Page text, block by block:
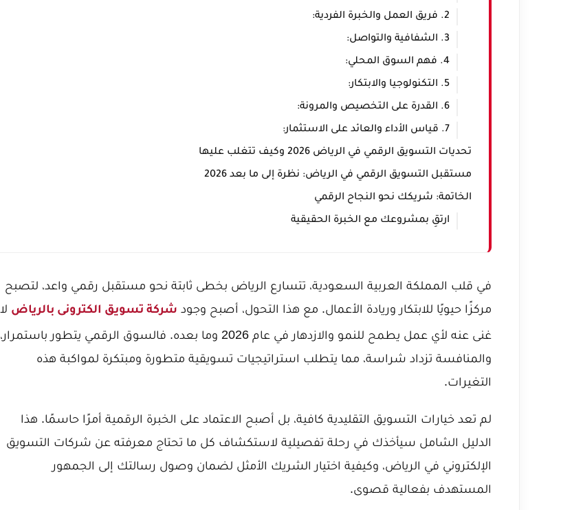
2. فريق العمل والخبرة الفردية:
3. الشفافية والتواصل:
4. فهم السوق المحلي:
5. التكنولوجيا والابتكار:
6. القدرة على التخصيص والمرونة:
7. قياس الأداء والعائد على الاستثمار:
تحديات التسويق الرقمي في الرياض 2026 وكيف تتغلب عليها
مستقبل التسويق الرقمي في الرياض: نظرة إلى ما بعد 2026
الخاتمة: شريكك نحو النجاح الرقمي
ارتقِ بمشروعك مع الخبرة الحقيقية
في قلب المملكة العربية السعودية، تتسارع الرياض بخطى ثابتة نحو مستقبل رقمي واعد، لتصبح
مركزًا حيويًا للابتكار وريادة الأعمال. مع هذا التحول، أصبح وجود شركة تسويق الكترونى بالرياض لا
غنى عنه لأي عمل يطمح للنمو والازدهار في عام 2026 وما بعده. فالسوق الرقمي يتطور باستمرار،
والمنافسة تزداد شراسة، مما يتطلب استراتيجيات تسويقية متطورة ومبتكرة لمواكبة هذه
التغيرات.
لم تعد خيارات التسويق التقليدية كافية، بل أصبح الاعتماد على الخبرة الرقمية أمرًا حاسمًا. هذا
الدليل الشامل سيأخذك في رحلة تفصيلية لاستكشاف كل ما تحتاج معرفته عن شركات التسويق
الإلكتروني في الرياض، وكيفية اختيار الشريك الأمثل لضمان وصول رسالتك إلى الجمهور
المستهدف بفعالية قصوى.